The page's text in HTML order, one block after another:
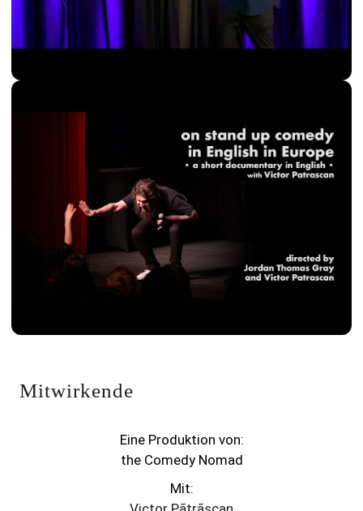
Datenschutzhinweise.
Ich stimme zu
▶ Video laden
Datenschutzhinweise
▶ Video laden
Mitwirkende
Eine Produktion von:
the Comedy Nomad
Mit: